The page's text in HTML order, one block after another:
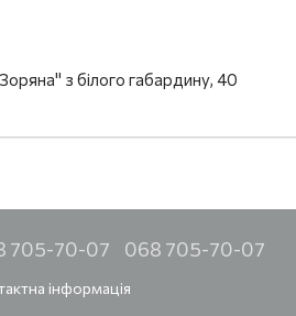
з білого габардину, 40
705-70-07 068 705-70-07
інформація